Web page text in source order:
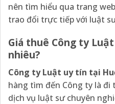
nên tìm hiểu qua trang
trao đổi trực tiếp với luật
Giá thuê Công ty
nhiêu?
Công ty Luật uy tín tại
hàng tìm đến Công ty là
dịch vụ luật sư chuyên